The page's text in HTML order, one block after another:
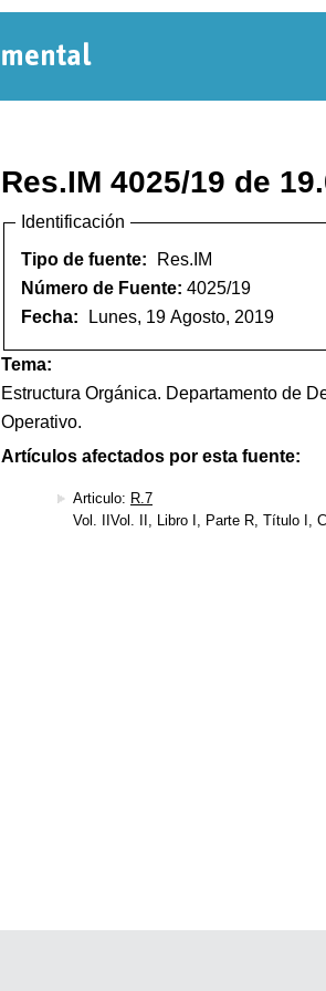
Res.IM 4025/19 de
Identificación
Tipo de fuente:
Res.IM
Número de Fuente: 4025/19
Fecha:
Lunes, 19 Agosto, 2019
Tema:
Estructura Orgánica. Departamento de
Operativo.
Artículos afectados por esta fuente:
Articulo: R.7
Vol. IIVol. II, Libro I, Parte R, Título I,